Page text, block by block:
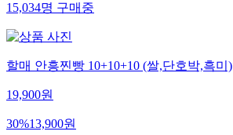
15,034명 구매중
할매 안흥찐빵 10+10+10 (쌀,단호박,흑미)
19,900원
30%13,900원